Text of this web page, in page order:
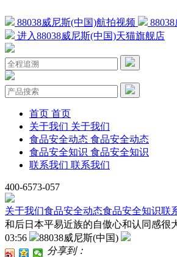
88038威尼斯(中国)航拍视频
进入88038威尼斯(中国)天猫旗舰店
首页 首页
关于我们 关于我们
食品安全动态 食品安全动态
食品安全知识 食品安全知识
联系我们 联系我们
400-6573-057
关于我们食品安全动态食品安全知识联
和后日本平易近族的自傲心和认同感很
03:56
88038威尼斯(中国)
分享到：